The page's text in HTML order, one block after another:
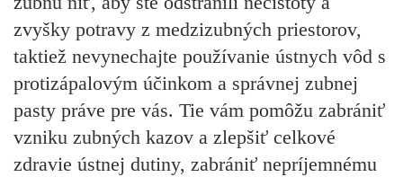
zvyšky potravy z medzizubných priestorov,
taktiež nevynechajte používanie ústnych vôd s
protizápalovým účinkom a správnej zubnej
pasty práve pre vás. Tie vám pomôžu zabrániť
vzniku zubných kazov a zlepšiť celkové
zdravie ústnej dutiny, zabrániť nepríjemnému